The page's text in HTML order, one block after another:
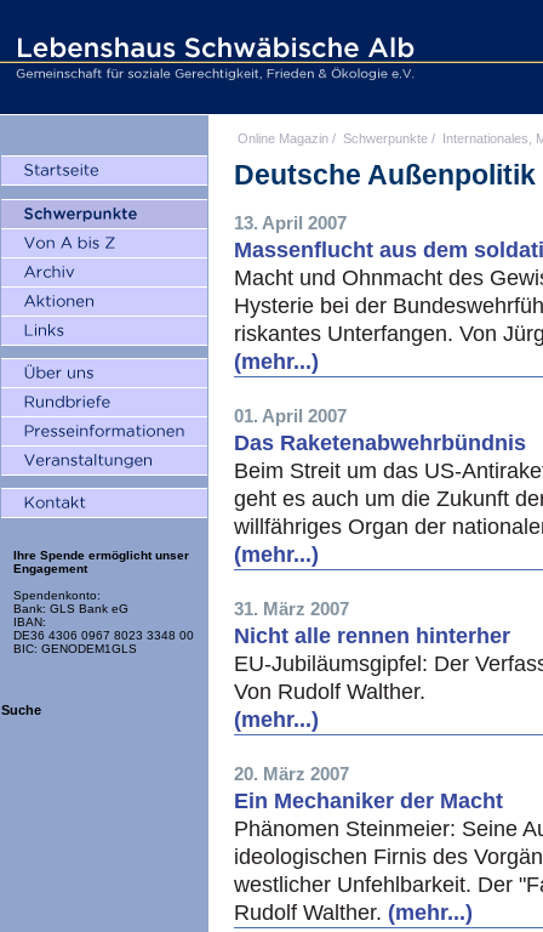
Ihre Spende ermöglicht unser
Engagement
Spendenkonto:
Bank: GLS Bank eG
IBAN:
DE36 4306 0967 8023 3348 00
BIC: GENODEM1GLS
Suche
Online Magazin / Schwerpunkte / Internationales,
Deutsche Außenpolitik
13. April 2007
Massenflucht aus dem
Macht und Ohnmacht des
Hysterie bei der
riskantes Unterfangen. Von
(mehr...)
01. April 2007
Das Raketenabwehrbündnis
Beim Streit um das US-
geht es auch um die Zukunft
willfähriges Organ der
(mehr...)
31. März 2007
Nicht alle rennen hinterher
EU-Jubiläumsgipfel: Der
Von Rudolf Walther.
(mehr...)
20. März 2007
Ein Mechaniker der Macht
Phänomen Steinmeier: Seine
ideologischen Firnis des
westlicher Unfehlbarkeit. Der
Rudolf Walther. (mehr...)